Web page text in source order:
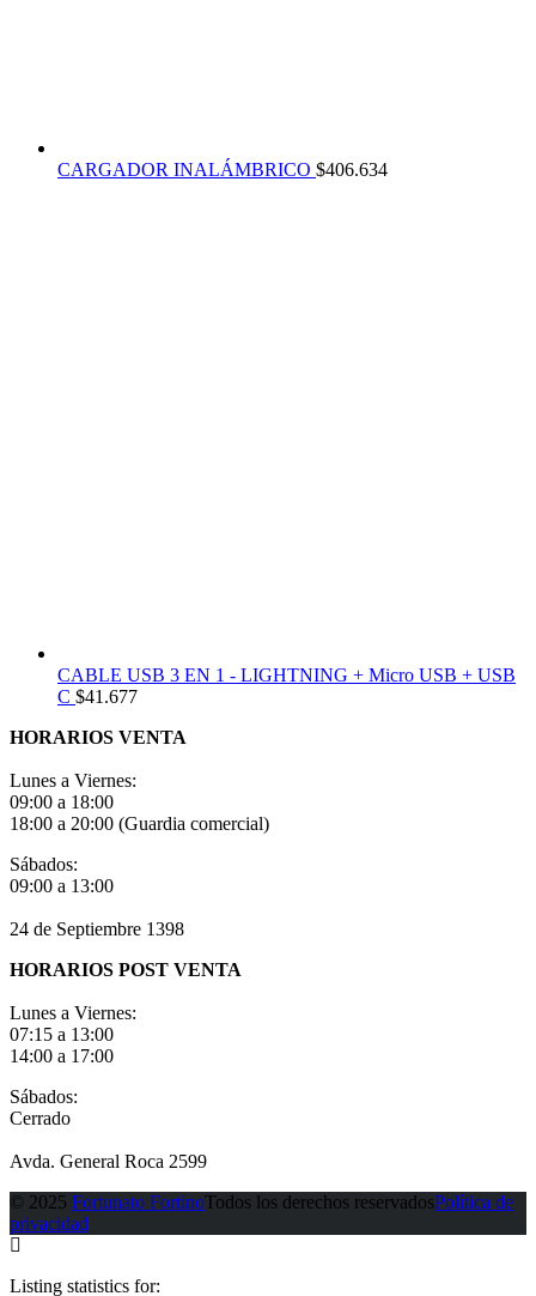
CARGADOR INALÁMBRICO $406.634
CABLE USB 3 EN 1 - LIGHTNING + Micro USB + USB
C $41.677
HORARIOS VENTA
Lunes a Viernes:
09:00 a 18:00
18:00 a 20:00 (Guardia comercial)
Sábados:
09:00 a 13:00
24 de Septiembre 1398
HORARIOS POST VENTA
Lunes a Viernes:
07:15 a 13:00
14:00 a 17:00
Sábados:
Cerrado
Avda. General Roca 2599
© 2025 Fortunato FortinoTodos los derechos reservadosPolítica de
privacidad
Listing statistics for: